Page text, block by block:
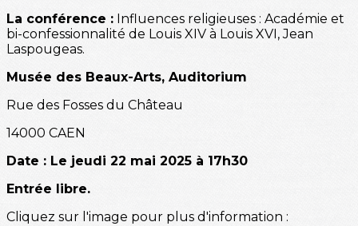
La conférence : Influences religieuses : Académie et
bi-confessionnalité de Louis XIV à Louis XVI, Jean
Laspougeas.
Musée des Beaux-Arts, Auditorium
Rue des Fosses du Château
14000 CAEN
Date : Le jeudi 22 mai 2025 à 17h30
Entrée libre.
Cliquez sur l'image pour plus d'information :